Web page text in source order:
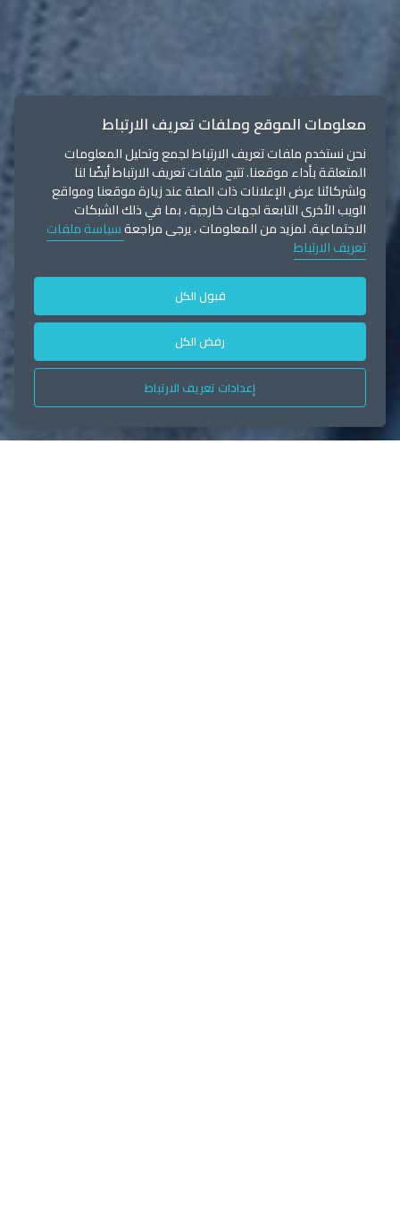
معلومات الموقع وملفات تعريف الارتباط
نحن نستخدم ملفات تعريف الارتباط لجمع وتحليل المعلومات
المتعلقة بأداء موقعنا. تتيح ملفات تعريف الارتباط أيضًا لنا
ولشركائنا عرض الإعلانات ذات الصلة عند زيارة موقعنا ومواقع
الويب الأخرى التابعة لجهات خارجية ، بما في ذلك الشبكات
الاجتماعية. لمزيد من المعلومات ، يرجى مراجعةسياسة ملفات
تعريف الارتباط
قبول الكل
رفض الكل
إعدادات تعريف الارتباط